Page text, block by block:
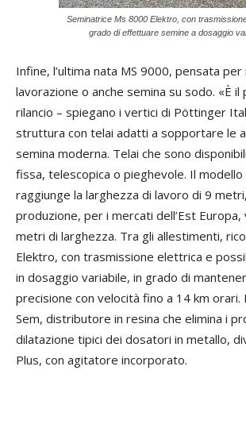
Seminatrice Ms 8000 Elektro, con
grado di effettuare semine a dosaggio
Infine, l’ultima nata MS 9000, pensata per
lavorazione o anche semina su sodo. «È
rilancio – spiegano i vertici di Pöttinger
struttura con telai adatti a sopportare le
semina moderna. Telai che sono
fissa, telescopica o pieghevole. Il modello
raggiunge la larghezza di lavoro di 9
produzione, per i mercati dell’Est
metri di larghezza. Tra gli allestimenti,
Elektro, con trasmissione elettrica e
in dosaggio variabile, in grado di
precisione con velocità fino a 14 km orari.
Sem, distributore in resina che elimina i
dilatazione tipici dei dosatori in metallo,
Plus, con agitatore incorporato.